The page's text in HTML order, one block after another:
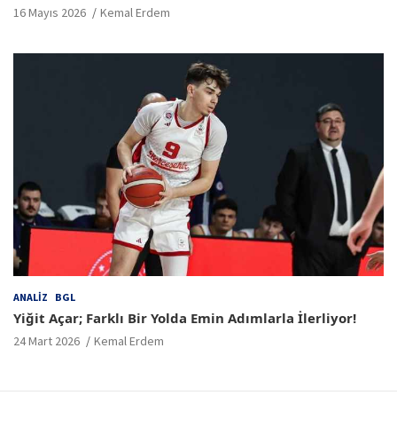
16 Mayıs 2026 Kemal Erdem
ANALIZ BGL
Yiğit Açar; Farklı Bir Yolda Emin Adımlarla İlerliyor!
24 Mart 2026 Kemal Erdem